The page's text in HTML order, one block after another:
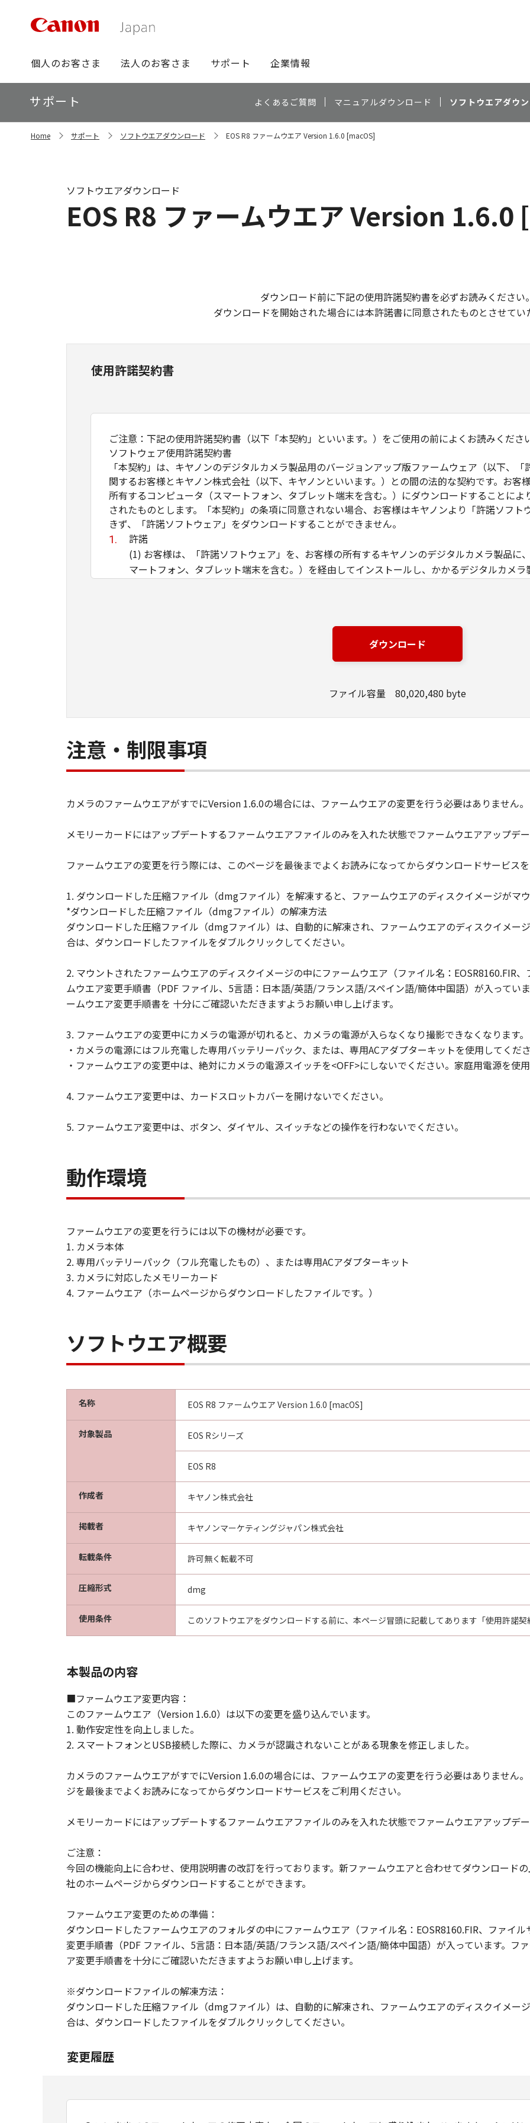
グ
ロ
ー
バ
ビ
個人のお客さま 法人のお客さま サポート 企業情報
ロ
ー
カ
ル
サポート よくあるご質問 マニュアルダウンロード ソフトウエアダウ
Home サポート ソフトウエアダウンロード EOS R8 ファームウエア Version 1.6.0 [macOS]
EOS R8 ファームウエア Version 1.6.0
ソフトウエアダウンロード
ダウンロード前に下記の使用許諾契約書を必ずお読みください。
ダウンロードを開始された場合には本許諾書に同意されたものとさせてい
使用許諾契約書
ご注意：下記の使用許諾契約書（以下「本契約」といいます。）をご使用の前によくお読みくださ
ソフトウェア使用許諾契約書
「本契約」は、キヤノンのデジタルカメラ製品用のバージョンアップ版ファームウェア（以下、
関するお客様とキヤノン株式会社（以下、キヤノンといいます。）との間の法的な契約です。お客
所有するコンピュータ（スマートフォン、タブレット端末を含む。）にダウンロードすることに
されたものとします。「本契約」の条項に同意されない場合、お客様はキヤノンより「許諾ソフ
きず、「許諾ソフトウェア」をダウンロードすることができません。
許諾
(1) お客様は、「許諾ソフトウェア」を、お客様の所有するキヤノンのデジタルカメラ製品に
マートフォン、タブレット端末を含む。）を経由してインストールし、かかるデジタルカメ
(3) 「許諾ソフトウェア」には、オープンソースソフトウェアが含まれております。かかるオ
は、「本契約」のいかなる規定にもかかわらず、キヤノンのデジタルカメラ製品のオンライン
たウェブページに記載されたオープンソースソフトウェアの使用条件がそれぞれ適用されます。
(1) 「本契約」に明示的に定める場合を除き、お客様は、「許諾ソフトウェア」を複製、また
頒布、賃貸、リースもしくは貸与することはできません。
エンジニアリング等することはできません。また第三者にこのような行為をさせてはなりませ
帰属
著作権表示
はなりません。
サポートおよびアップグレード
キヤノン、キヤノンの子会社、キヤノンの関連会社、それらの販売代理店および販売店、なら
諾ソフトウェア」のメンテナンスおよびお客様による「許諾ソフトウェア」の使用を支援する
ア」に対するアップデート、バグの修正またはサポートの提供ついて、いかなる責任も負うも
輸出
お客様は、日本国政府または該当国の政府より必要な認可等を得ることなしに、「許諾ソフト
保証の否認・免責
(1) 「許諾ソフトウェア」は、『現状有姿』の状態で使用許諾されます。キヤノン、キヤノン
らの販売代理店または販売店、ならびにキヤノンのライセンサーは、｢許諾ソフトウェア」に
適合性の保証または「許諾ソフトウェア」に欠陥がないことを含め、いかなる保証も、明示た
ものとします。
(2) キヤノン、キヤノンの子会社、キヤノンの関連会社、それらの販売代理店または販売店、
「許諾ソフトウェア」の使用または使用不能から生ずるいかなる損害（逸失利益およびその
がこれらに限定されない全ての損害をいいます。）について、適用法で認められる限り、一切
たとえ、キヤノン、キヤノンの子会社、キヤノンの関連会社、それらの販売代理店または販売
がかかる損害の可能性について知らされていた場合でも同様です。
(3) キヤノン、キヤノンの子会社、キヤノンの関連会社、それらの販売代理店または販売店、
ついても、一切責任を負わないものとします。
契約期間
(1) 「本契約」は、お客様が「許諾ソフトウェア」をお客様の所有するコンピュータ（スマー
(2) お客様が「本契約」のいずれかの条項に違反した場合、「本契約」は直ちに終了します。
とします。
(4) 第1条(2)および(3)、第2条から第7条まで並びに第10条の規定は、「本契約」の終了後も効
computer software"" and ""commercial computer software documentation,"" as such terms
(Sept 1995).
Consistent with 48 C.F.R. 12.212 and 48 C.F.R. 227.7202-1 through 227.7202-4 (June
本条項中で使用される"the Software"とは、「本契約」中で定義される「許諾ソフトウェア」
「本契約」のいずれかの条項またはその一部が法律により無効であると決定された場合でも
るものとします。
キヤノン株式会社
ダウンロード
ファイル容量 80,020,480 byte
注意・制限事項
カメラのファームウエアがすでにVersion 1.6.0の場合には、ファームウエアの変更を行う必要はありません。
メモリーカードにはアップデートするファームウエアファイルのみを入れた状態でファームウエアアップデ
ファームウエアの変更を行う際には、このページを最後までよくお読みになってからダウンロードサービスを
1. ダウンロードした圧縮ファイル（dmgファイル）を解凍すると、ファームウエアのディスクイメージがマウ
*ダウンロードした圧縮ファイル（dmgファイル）の解凍方法
ダウンロードした圧縮ファイル（dmgファイル）は、自動的に解凍され、ファームウエアのディスクイメー
合は、ダウンロードしたファイルをダブルクリックしてください。
2. マウントされたファームウエアのディスクイメージの中にファームウエア（ファイル名：EOSR8160.FIR
ムウエア変更手順書（PDF ファイル、5言語：日本語/英語/フランス語/スペイン語/簡体中国語）が入ってい
ームウエア変更手順書を 十分にご確認いただきますようお願い申し上げます。
3. ファームウエアの変更中にカメラの電源が切れると、カメラの電源が入らなくなり撮影できなくなります。
・カメラの電源にはフル充電した専用バッテリーパック、または、専用ACアダプターキットを使用してくださ
・ファームウエアの変更中は、絶対にカメラの電源スイッチを<OFF>にしないでください。家庭用電源を使
4. ファームウエア変更中は、カードスロットカバーを開けないでください。
5. ファームウエア変更中は、ボタン、ダイヤル、スイッチなどの操作を行わないでください。
動作環境
ファームウエアの変更を行うには以下の機材が必要です。
1. カメラ本体
2. 専用バッテリーパック（フル充電したもの）、または専用ACアダプターキット
3. カメラに対応したメモリーカード
4. ファームウエア（ホームページからダウンロードしたファイルです。）
ソフトウエア概要
名称 EOS R8 ファームウエア Version 1.6.0 [macOS]
対象製品 EOS Rシリーズ
EOS R8
作成者 キヤノン株式会社
掲載者 キヤノンマーケティングジャパン株式会社
転載条件 許可無く転載不可
圧縮形式 dmg
使用条件 このソフトウエアをダウンロードする前に、本ページ冒頭に記載してあります「使用許諾契
本製品の内容
■ファームウエア変更内容：
このファームウエア（Version 1.6.0）は以下の変更を盛り込んでいます。
1. 動作安定性を向上しました。
2. スマートフォンとUSB接続した際に、カメラが認識されないことがある現象を修正しました。
カメラのファームウエアがすでにVersion 1.6.0の場合には、ファームウエアの変更を行う必要はありません
ジを最後までよくお読みになってからダウンロードサービスをご利用ください。
メモリーカードにはアップデートするファームウエアファイルのみを入れた状態でファームウエアアップデ
ご注意：
今回の機能向上に合わせ、使用説明書の改訂を行っております。新ファームウエアと合わせてダウンロード
社のホームページからダウンロードすることができます。
ファームウエア変更のための準備：
ダウンロードしたファームウエアのフォルダの中にファームウエア（ファイル名：EOSR8160.FIR、ファイ
変更手順書（PDF ファイル、5言語：日本語/英語/フランス語/スペイン語/簡体中国語）が入っています。フ
ア変更手順書を十分にご確認いただきますようお願い申し上げます。
※ダウンロードファイルの解凍方法：
ダウンロードした圧縮ファイル（dmgファイル）は、自動的に解凍され、ファームウエアのディスクイメー
合は、ダウンロードしたファイルをダブルクリックしてください。
変更履歴